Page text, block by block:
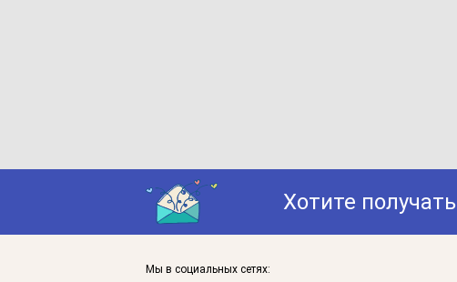
Хотите получать
Мы в социальных сетях: